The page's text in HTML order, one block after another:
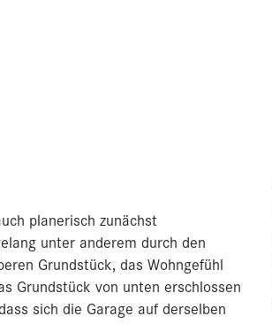
planerisch zunächst
unter anderem durch den
Grundstück, das Wohngefühl
Grundstück von unten erschlossen
sich die Garage auf derselben